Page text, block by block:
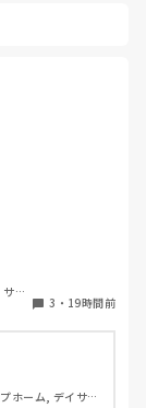
その人が介護
味もてず、聞
人と会って、
見て素敵だと
ー
3 ・ 19時間前
ホーム, デイサー